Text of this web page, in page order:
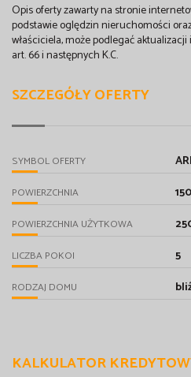
Opis oferty zawarty na stronie
podstawie oględzin nieruchomości
właściciela, może podlegać
art. 66 i następnych K.C.
SZCZEGÓŁY OFERTY
SYMBOL OFERTY
POWIERZCHNIA
POWIERZCHNIA UŻYTKOWA
LICZBA POKOI 5
RODZAJ DOMU
KALKULATOR